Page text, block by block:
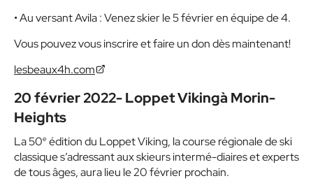
• Au versant Avila : Venez skier le 5 février en équipe de 4.
Vous pouvez vous inscrire et faire un don dès maintenant!
lesbeaux4h.com
20 février 2022- Loppet Vikingà Morin-
Heights
La 50e édition du Loppet Viking, la course régionale de ski
classique s’adressant aux skieurs intermé-diaires et experts
de tous âges, aura lieu le 20 février prochain.